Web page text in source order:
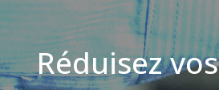
Réduisez vos